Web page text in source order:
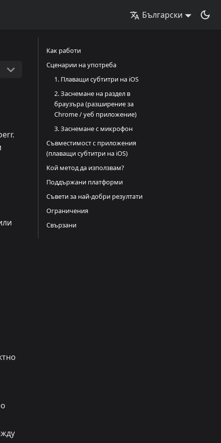
Български
Как работи
Сценарии на употреба
1. Плаващи субтитри на iOS
2. Заснемане на раздел в
браузъра (разширение за
Chrome / уеб приложение)
3. Заснемане с микрофон
Съвместимост с приложения
(плаващи субтитри на iOS)
Кой метод да използвам?
Поддържани платформи
Съвети за най-добри резултати
Ограничения
Свързани